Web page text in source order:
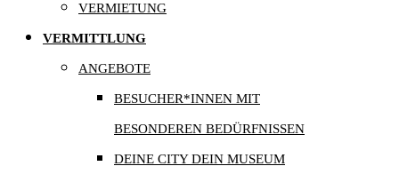
VERMIETUNG
VERMITTLUNG
ANGEBOTE
BESUCHER*INNEN MIT
BESONDEREN BEDÜRFNISSEN
DEINE CITY DEIN MUSEUM